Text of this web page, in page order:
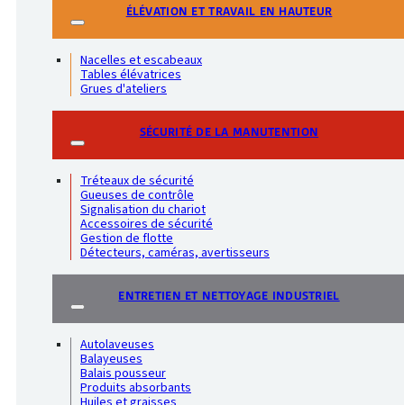
ÉLÉVATION ET TRAVAIL EN HAUTEUR
Nacelles et escabeaux
Tables élévatrices
Grues d'ateliers
SÉCURITÉ DE LA MANUTENTION
Tréteaux de sécurité
Gueuses de contrôle
Signalisation du chariot
Accessoires de sécurité
Gestion de flotte
Détecteurs, caméras, avertisseurs
ENTRETIEN ET NETTOYAGE INDUSTRIEL
Autolaveuses
Balayeuses
Balais pousseur
Produits absorbants